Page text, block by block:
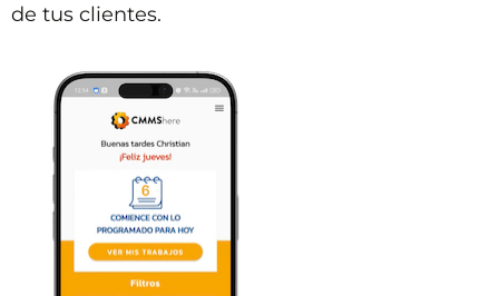
de tus clientes.